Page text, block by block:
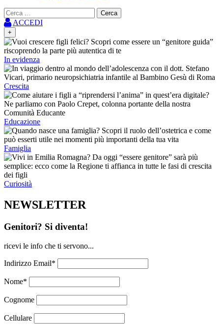
Ricerca
per:ACCEDI
+
In evidenza
Crescita
Educazione
Famiglia
Curiosità
NEWSLETTER
Genitori? Si diventa!
ricevi le info che ti servono...
Indirizzo Email*
Nome*
Cognome
Cellulare